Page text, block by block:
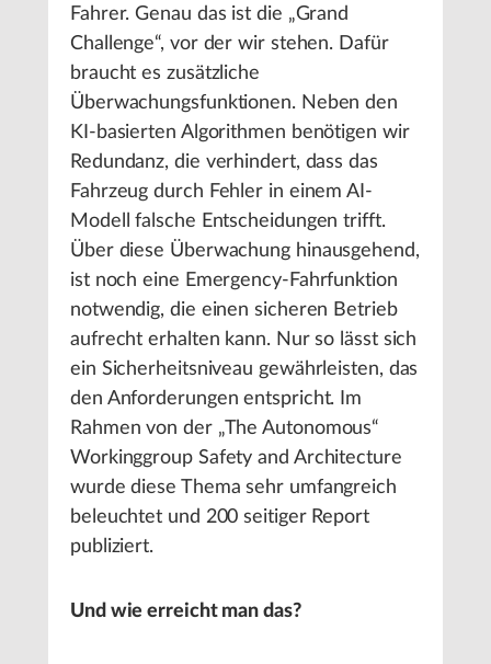
Fahrer. Genau das ist die „Grand
Challenge“, vor der wir stehen. Dafür
braucht es zusätzliche
Überwachungsfunktionen. Neben den
KI-basierten Algorithmen benötigen wir
Redundanz, die verhindert, dass das
Fahrzeug durch Fehler in einem AI-
Modell falsche Entscheidungen trifft.
Über diese Überwachung hinausgehend,
ist noch eine Emergency-Fahrfunktion
notwendig, die einen sicheren Betrieb
aufrecht erhalten kann. Nur so lässt sich
ein Sicherheitsniveau gewährleisten, das
den Anforderungen entspricht. Im
Rahmen von der „The Autonomous“
Workinggroup Safety and Architecture
wurde diese Thema sehr umfangreich
beleuchtet und 200 seitiger Report
publiziert.
Und wie erreicht man das?